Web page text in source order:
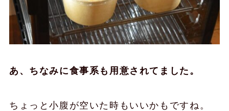
あ、ちなみに食事系も用意されてました。
ちょっと小腹が空いた時もいいかもですね。